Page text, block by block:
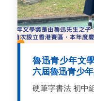
魯迅青少年文
六屆魯迅青少
硬筆字書法 初中